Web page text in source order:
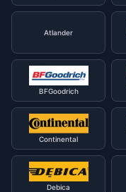
Atlander
BFGoodrich
Continental
Debica